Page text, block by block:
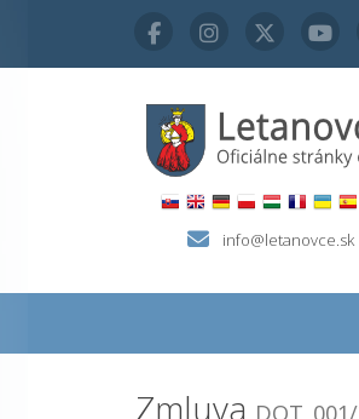
info@letanovce.sk
Zmluva